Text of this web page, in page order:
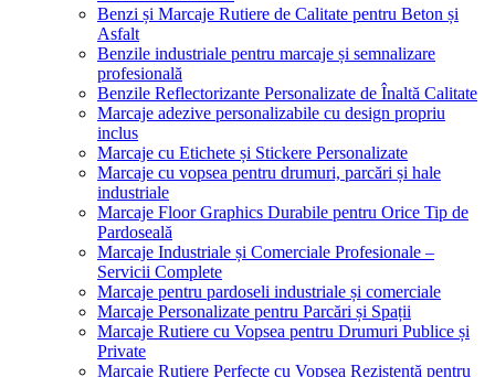
Benzi și Marcaje Rutiere de Calitate pentru Beton și
Asfalt
Benzile industriale pentru marcaje și semnalizare
profesională
Benzile Reflectorizante Personalizate de Înaltă Calitate
Marcaje adezive personalizabile cu design propriu
inclus
Marcaje cu Etichete și Stickere Personalizate
Marcaje cu vopsea pentru drumuri, parcări și hale
industriale
Marcaje Floor Graphics Durabile pentru Orice Tip de
Pardoseală
Marcaje Industriale și Comerciale Profesionale –
Servicii Complete
Marcaje pentru pardoseli industriale și comerciale
Marcaje Personalizate pentru Parcări și Spații
Marcaje Rutiere cu Vopsea pentru Drumuri Publice și
Private
Marcaje Rutiere Perfecte cu Vopsea Rezistentă pentru